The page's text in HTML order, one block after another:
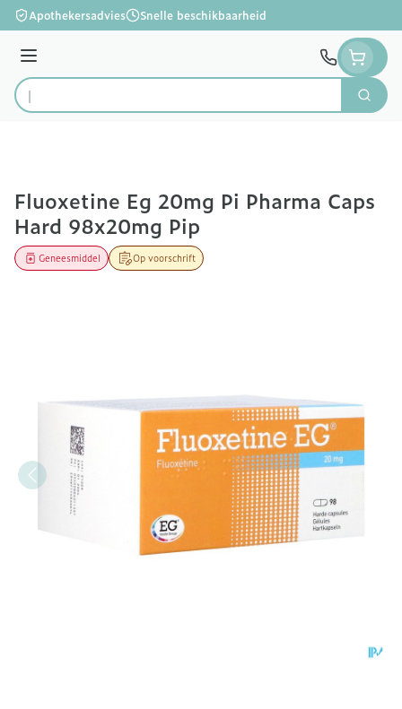
Ga naar de inhoud
Apothekersadvies Snelle beschikbaarheid
Menu
Product, merk, categorie...
Zoek
Fluoxetine Eg 20mg Pi Pharma Caps
Hard 98x20mg Pip
Op voorschrift
Geneesmiddel